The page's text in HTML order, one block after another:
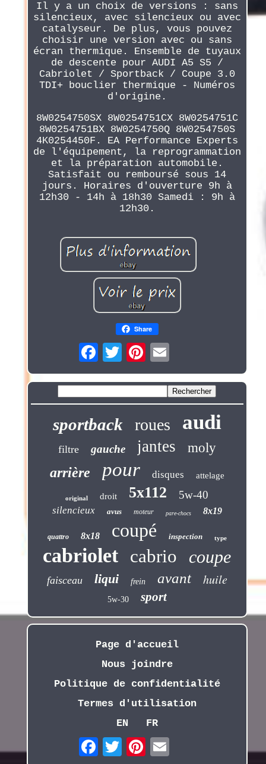
Il y a un choix de versions : sans
silencieux, avec silencieux ou avec
catalyseur. De plus, vous pouvez
choisir une version avec ou sans
écran thermique. Ensemble de tuyaux
de descente pour AUDI A5 S5 /
Cabriolet / Sportback / Coupe 3.0
TDI+ bouclier thermique - Numéros
d'origine.
8W0254750SX 8W0254751CX 8W0254751C
8W0254751BX 8W0254750Q 8W0254750S
4K0254450F. EA Performance Experts
de l'équipement, la reprogrammation
et la préparation automobile.
Satisfait ou remboursé sous 14
jours. Horaires d'ouverture 9h à
12h30 - 14h à 18h30 Samedi : 9h à
12h30.
Share
sportback roues audi
filtre gauche jantes moly
arrière pour disques attelage
original droit 5x112 5w-40
silencieux avus moteur pare-chocs 8x19
quattro 8x18 coupé inspection type
cabriolet cabrio coupe
faisceau liqui frein avant huile
5w-30 sport
Page d'accueil
Nous joindre
Politique de confidentialité
Termes d'utilisation
EN
FR